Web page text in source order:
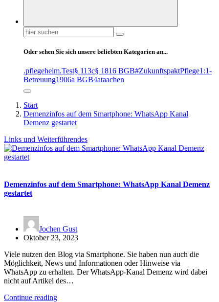
Suchen
nach:
Oder sehen Sie sich unsere beliebten Kategorien an...
.pflegeheim.Test§ 113c§ 1816 BGB#ZukunftspaktPflege1:1-
Betreuung1906a BGB4ataachen
Start
Demenzinfos auf dem Smartphone: WhatsApp Kanal
Demenz gestartet
Links und Weiterführendes
Demenzinfos auf dem Smartphone: WhatsApp Kanal Demenz
gestartet
Jochen Gust
Oktober 23, 2023
Viele nutzen den Blog via Smartphone. Sie haben nun auch die
Möglichkeit, News und Informationen oder Hinweise via
WhatsApp zu erhalten. Der WhatsApp-Kanal Demenz wird dabei
nicht auf Artikel des…
Continue reading